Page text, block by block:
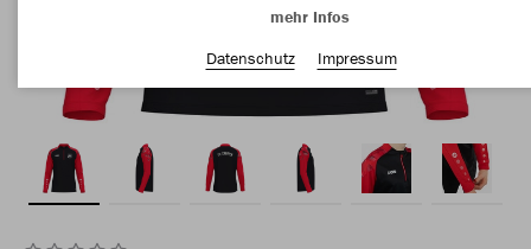
mehr Infos
Datenschutz
Impressum